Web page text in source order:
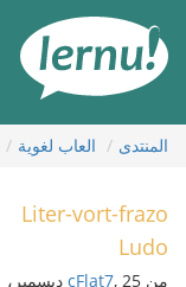
المحتويات
المنتدى العاب لغوية
Liter-vort-frazo
Ludo
من cFlat7 , 25 ديسمبر،